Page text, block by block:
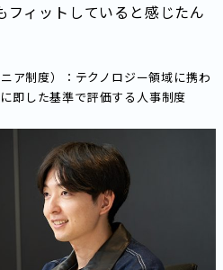
ィットしていると感じたん
ア制度）：テクノロジー領域に携わ
即した基準で評価する人事制度